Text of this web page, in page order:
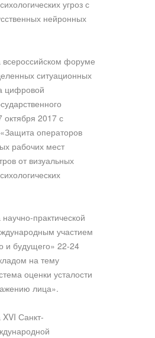
угроз с
нейронных
форуме
ситуационных
цифровой
октября 2017 с
операторов
рабочих мест
от визуальных
практической
участием
и будущего» 22-24
на тему
оценки усталости
лица».
Санкт-